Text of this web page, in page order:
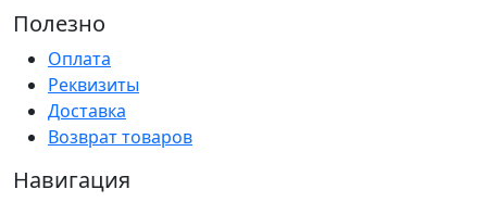
Полезно
Оплата
Реквизиты
Доставка
Возврат товаров
Навигация